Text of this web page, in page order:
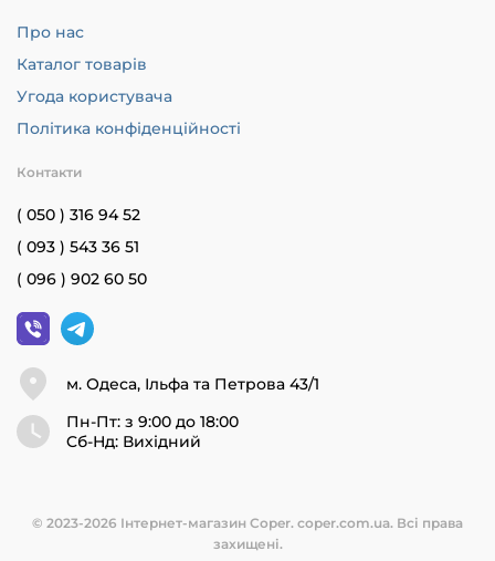
Про нас
Каталог товарів
Угода користувача
Політика конфіденційності
Контакти
( 050 ) 316 94 52
( 093 ) 543 36 51
( 096 ) 902 60 50
м. Одеса, Ільфа та Петрова 43/1
Пн-Пт: з 9:00 до 18:00
Cб-Нд: Вихідний
© 2023-2026 Інтернет-магазин Coper. coper.com.ua. Всі права
захищені.